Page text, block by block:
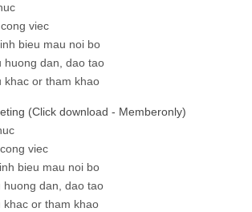
viec
bieu mau noi bo
huong dan, dao tao
khac or tham khao
(Click download - Memberonly)
viec
bieu mau noi bo
huong dan, dao tao
khac or tham khao